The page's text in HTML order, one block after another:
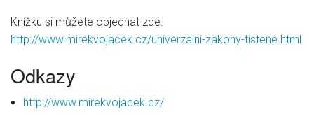
Knížku si můžete objednat zde:
http://www.mirekvojacek.cz/univerzalni-zakony-tistene.html
Odkazy
http://www.mirekvojacek.cz/